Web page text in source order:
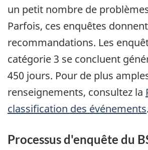
un petit nombre de
Parfois, ces enquêtes
recommandations. Les
catégorie 3 se concluent
450 jours. Pour de plus
renseignements, consultez la
classification des événements.
Processus d'enquête du